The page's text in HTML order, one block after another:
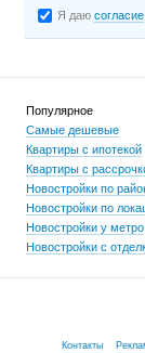
Я даюсогласие
Популярное
Самые дешевые
Квартиры с ипотекой
Квартиры с
Новостройки по
Новостройки по
Новостройки у метро
Новостройки с
Контакты